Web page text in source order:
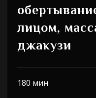
лицом,
джакузи
180 мин